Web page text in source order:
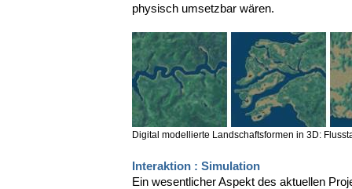
physisch umsetzbar wären.
Digital modellierte Landschaftsformen in 3D:
Interaktion : Simulation
Ein wesentlicher Aspekt des aktuellen